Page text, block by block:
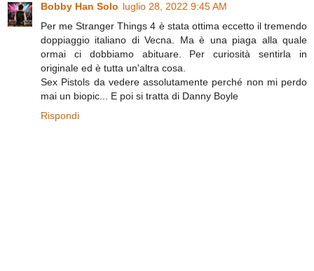
Bobby Han Solo luglio 28, 2022 9:45 AM
Per me Stranger Things 4 è stata ottima eccetto il tremendo
doppiaggio italiano di Vecna. Ma è una piaga alla quale
ormai ci dobbiamo abituare. Per curiosità sentirla in
originale ed è tutta un'altra cosa.
Sex Pistols da vedere assolutamente perché non mi perdo
mai un biopic... E poi si tratta di Danny Boyle
Rispondi